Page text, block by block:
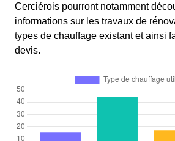
Cerciérois pourront notamment
informations sur les travaux de
types de chauffage existant et ainsi
devis.